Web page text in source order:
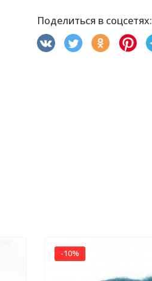
Поделиться в соцсетях:
-10%